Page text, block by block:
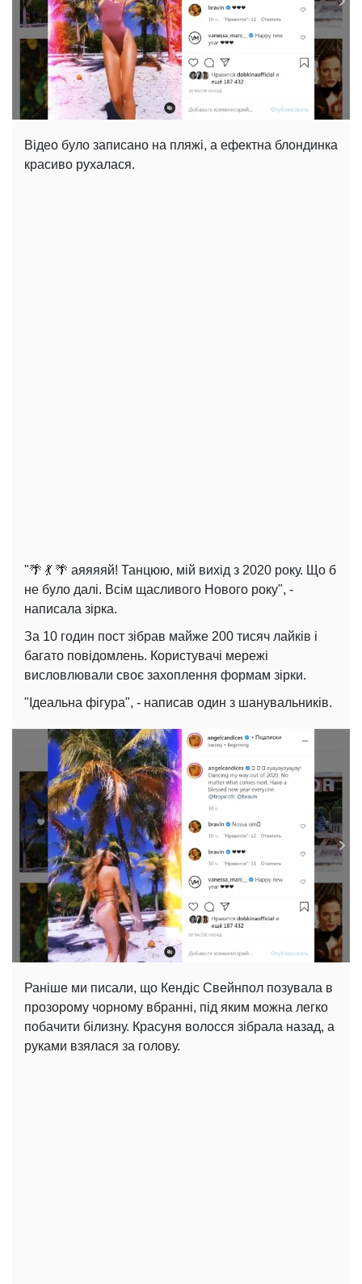
Відео було записано на пляжі, а ефектна блондинка
красиво рухалася.
"🌴 💃 🌴 аяяяяй! Танцюю, мій вихід з 2020 року. Що б
не було далі. Всім щасливого Нового року", -
написала зірка.
За 10 годин пост зібрав майже 200 тисяч лайків і
багато повідомлень. Користувачі мережі
висловлювали своє захоплення формам зірки.
"Ідеальна фігура", - написав один з шанувальників.
Раніше ми писали, що Кендіс Свейнпол позувала в
прозорому чорному вбранні, під яким можна легко
побачити білизну. Красуня волосся зібрала назад, а
руками взялася за голову.